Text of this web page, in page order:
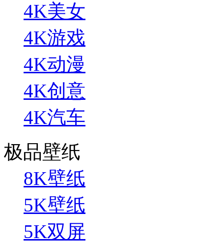
4K美女
4K游戏
4K动漫
4K创意
4K汽车
极品壁纸
8K壁纸
5K壁纸
5K双屏